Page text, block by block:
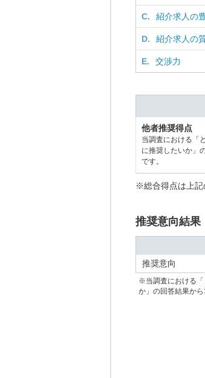
C. 紹介求人の
D. 紹介求人の
E. 交渉力
他者推奨得点
当調査における「
に推奨したいか」
です。
※総合得点は上記
推奨意向結果
推奨意向
※当調査における「
か」の回答結果から